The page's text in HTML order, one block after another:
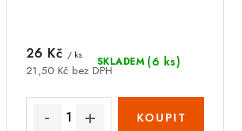
SKLADEM (6 ks)
21,50 Kč bez DPH
26 Kč / ks